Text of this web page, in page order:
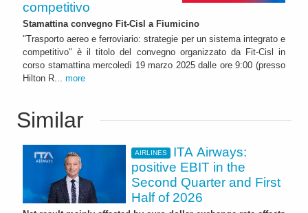
competitivo
Stamattina convegno Fit-Cisl a Fiumicino
"Trasporto aereo e ferroviario: strategie per un sistema integrato e
competitivo" è il titolo del convegno organizzato da Fit-Cisl in
corso stamattina mercoledì 19 marzo 2025 dalle ore 9:00 (presso
Hilton R... more
Similar
AIRLINES
ITA Airways:
positive EBIT in the
Second Quarter and First
Half of 2026